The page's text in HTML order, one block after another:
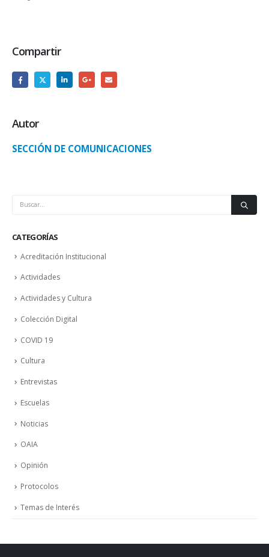
Compartir
Autor
SECCIÓN DE COMUNICACIONES
CATEGORÍAS
Acreditación Institucional
Actividades
Actividades y Cultura
Colección Digital
COVID 19
Cultura
Entrevistas
Escuelas
Noticias
OAIA
Opinión
Protocolos
Temas de Interés